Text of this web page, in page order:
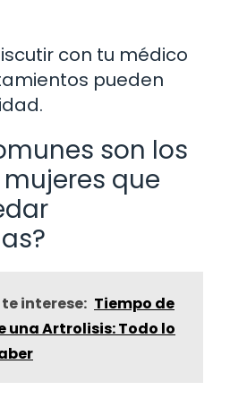
con tu médico
pueden
son los
que
interese: Tiempo de
una Artrolisis: Todo lo